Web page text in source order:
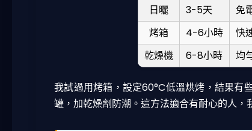
日曬
3-5天 免
烤箱
4-6小時 快
乾燥機
6-8小時 均
我試過用烤箱，設定60°C低溫烘烤，結果有
罐，加乾燥劑防潮。這方法適合有耐心的人，